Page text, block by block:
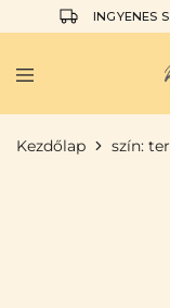
INGYENES
Dolce
am
Vegan
Kezdőlap szín: